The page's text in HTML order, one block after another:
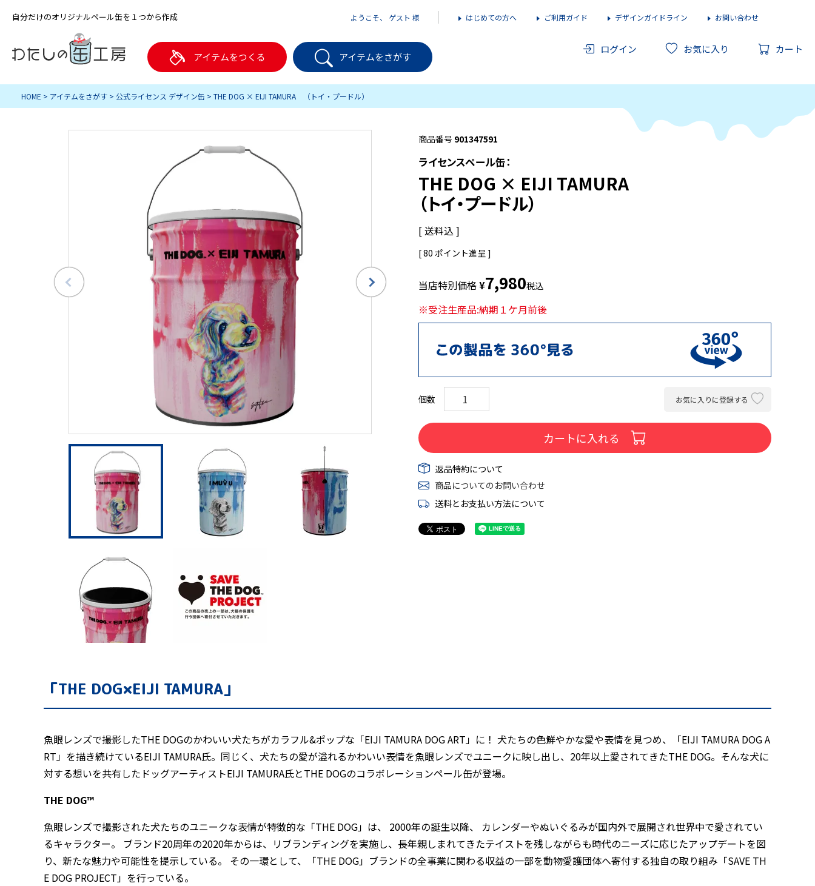
自分だけのオリジナルペール缶を１つから作成 ようこそ、 ゲスト 様 はじめての方へ ご利用ガイド デザインガイドライン お問い合わせ
アイテムをつくる アイテムをさがす
ログイン お気に入り カート
HOME アイテムをさがす 公式ライセンス デザイン缶 THE DOG × EIJI TAMURA （トイ・プードル）
商品番号 901347591
ライセンスペール缶：
THE DOG × EIJI TAMURA
（トイ・プードル）
送料込
[80 ポイント進呈 ]
当店特別価格¥7,980税込
※受注生産品:納期１ケ月前後
お気に入りに登録する
カートに入れる
返品特約について
商品についてのお問い合わせ
送料とお支払い方法について
「THE DOG×EIJI TAMURA」
魚眼レンズで撮影したTHE DOGのかわいい犬たちがカラフル&ポップな「EIJI TAMURA DOG ART」に！ 犬たちの色鮮やかな愛や表情を見つめ、「EIJI TAMURA DOG A
RT」を描き続けているEIJI TAMURA氏。同じく、犬たちの愛が溢れるかわいい表情を魚眼レンズでユニークに映し出し、20年以上愛されてきたTHE DOG。そんな犬に
対する想いを共有したドッグアーティストEIJI TAMURA氏とTHE DOGのコラボレーションペール缶が登場。
THE DOG™
魚眼レンズで撮影された犬たちのユニークな表情が特徴的な「THE DOG」は、 2000年の誕生以降、 カレンダーやぬいぐるみが国内外で展開され世界中で愛されてい
るキャラクター。 ブランド20周年の2020年からは、リブランディングを実施し、長年親しまれてきたテイストを残しながらも時代のニーズに応じたアップデートを図
り、新たな魅力や可能性を提示している。 その一環として、「THE DOG」ブランドの全事業に関わる収益の一部を動物愛護団体へ寄付する独自の取り組み「SAVE TH
E DOG PROJECT」を行っている。